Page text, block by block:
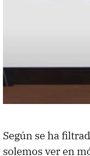
Según se ha
solemos ver en